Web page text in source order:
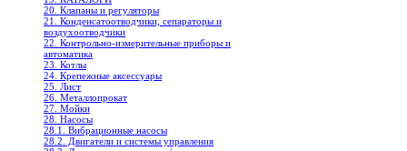
20. Клапаны и регуляторы
21. Конденсатоотводчики, сепараторы и
воздухоотводчики
22. Контрольно-измерительные приборы и
автоматика
23. Котлы
24. Крепежные аксессуары
25. Лист
26. Металлопрокат
27. Мойки
28. Насосы
28.1. Вибрационные насосы
28.2. Двигатели и системы управления